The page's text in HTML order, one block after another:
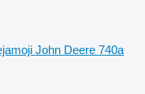
John Deere 740a